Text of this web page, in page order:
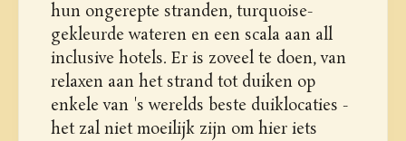
hun ongerepte stranden, turquoise-
gekleurde wateren en een scala aan all
inclusive hotels. Er is zoveel te doen, van
relaxen aan het strand tot duiken op
enkele van 's werelds beste duiklocaties -
het zal niet moeilijk zijn om hier iets